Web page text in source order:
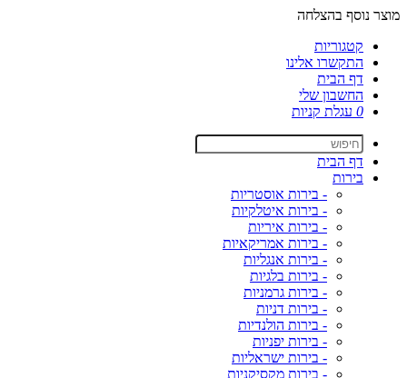
מוצר נוסף בהצלחה
קטגוריות
התקשרו אלינו
דף הבית
החשבון שלי
0 עגלת קניות
דף הבית
בירות
- בירות אוסטריות
- בירות איטלקיות
- בירות איריות
- בירות אמריקאיות
- בירות אנגליות
- בירות בלגיות
- בירות גרמניות
- בירות דניות
- בירות הולנדיות
- בירות יפניות
- בירות ישראליות
- בירות מקסיקניות